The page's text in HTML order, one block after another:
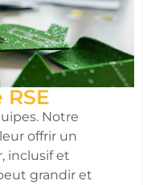
Notre
offrir un
inclusif et
grandir et